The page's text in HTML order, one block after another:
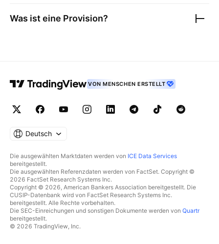
Was ist eine Provision?
VON MENSCHEN ERSTELLT
Deutsch
Die ausgewählten Marktdaten werden von ICE Data Services
bereitgestellt.
Die ausgewählten Referenzdaten werden von FactSet. Copyright ©
2026 FactSet Research Systems Inc.
Copyright © 2026, American Bankers Association bereitgestellt. Die
CUSIP-Datenbank wird von FactSet Research Systems Inc.
bereitgestellt. Alle Rechte vorbehalten.
Die SEC-Einreichungen und sonstigen Dokumente werden von Quartr
bereitgestellt.
© 2026 TradingView, Inc.